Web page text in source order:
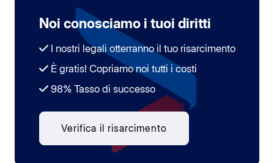
Noi conosciamo i tuoi diritti
I nostri legali otterranno il tuo risarcimento
È gratis! Copriamo noi tutti i costi
98% Tasso di successo
Verifica il risarcimento